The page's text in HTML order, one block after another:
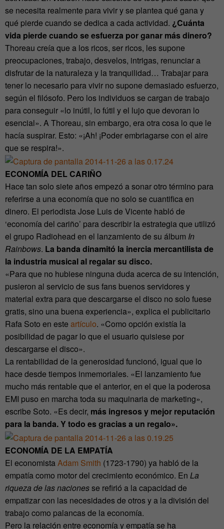
se necesita realmente para vivir y se plantea qué gana y
qué pierde cuando se dedica a cada actividad. ¿Cuánta
vida pierde cuando se esfuerza por ganar más dinero?
Thoreau creía que a los ricos, ser ricos, les supone
preocupaciones, trabajo, desvelos, intrigas, renunciar a
disfrutar de la naturaleza y la tranquilidad… Trabajar para
tener lo necesario para vivir no supone demasiado esfuerzo,
según el filósofo. Pero los individuos se cargan de trabajo
para conseguir «lo inútil, lo fútil y el lujo que devoran lo
esencial». A Thoreau, sin embargo, era otra cosa lo que le
hacía suspirar. Esto: «¡Ah! ¡Poder embriagarse con el aire
que se respira!».
ECONOMÍA DEL CARIÑO
Hace tan solo siete años empezó a sonar otro término para
referirse a una economía que no solo se cuantifica en
dinero. El periodista Jose Luis de Vicente habló de
‘economía del cariño’ para describir la estrategia que utilizó
el grupo Radiohead en el lanzamiento de su álbum In
Rainbows. La banda dinamitó la inercia mercantilista de
la industria musical al regalar su disco.
«Para que no hubiese ninguna duda acerca de su intención,
pusieron al servicio de sus fans buenos servidores y
material extra para que descargarse el disco no solo fuese
gratis, sino una buena experiencia», explica el publicitario
Rafa Soto en este artículo. «Como opción existía la
posibilidad de pagar lo que el usuario quisiese por
descargarse el disco».
La rentabilidad de la generosidad funcionó, igual que lo
hace desde tiempos inmemoriales. «El lanzamiento fue
mucho más rentable que el anterior, en el que la poderosa
EMI puso en marcha toda su maquinaria de marketing»,
escribe Soto. «Es decir, más ingresos y mejor reputación
para la banda. Y todo es gracias a un regalo».
ECONOMÍA DE LA EMPATÍA
El economista Adam Smith (1723-1790) ya habló de la
empatía como motor del crecimiento económico. En La
riqueza de las nacionesse refirió a la capacidad de
empatizar con las necesidades de otros y a la división del
trabajo como palancas de la economía.
Pero la relación entre economía y empatía se ha